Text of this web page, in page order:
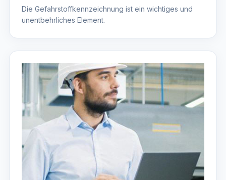
Die Gefahrstoffkennzeichnung ist ein wichtiges und
unentbehrliches Element.